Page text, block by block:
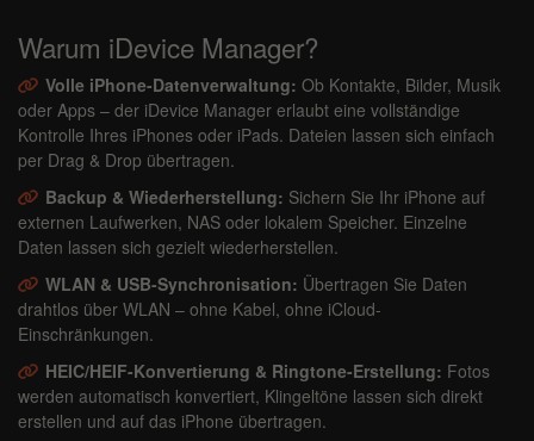
Warum iDevice Manager?
Volle iPhone-Datenverwaltung: Ob Kontakte, Bilder, Musik
oder Apps – der iDevice Manager erlaubt eine vollständige
Kontrolle Ihres iPhones oder iPads. Dateien lassen sich einfach
per Drag & Drop übertragen.
Backup & Wiederherstellung: Sichern Sie Ihr iPhone auf
externen Laufwerken, NAS oder lokalem Speicher. Einzelne
Daten lassen sich gezielt wiederherstellen.
WLAN & USB-Synchronisation: Übertragen Sie Daten
drahtlos über WLAN – ohne Kabel, ohne iCloud-
Einschränkungen.
HEIC/HEIF-Konvertierung & Ringtone-Erstellung: Fotos
werden automatisch konvertiert, Klingeltöne lassen sich direkt
erstellen und auf das iPhone übertragen.